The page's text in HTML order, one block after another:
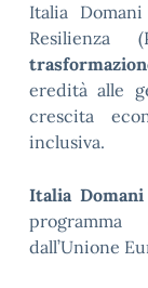
Italia
Resilienza
eredità alle
crescita
inclusiva.
Italia
dall’Unione